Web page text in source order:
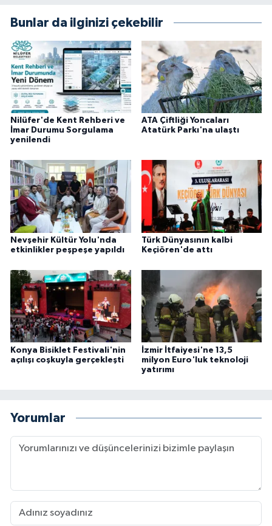
Bunlar da ilginizi çekebilir
Nilüfer'de Kent Rehberi ve
İmar Durumu Sorgulama
yenilendi
ATA Çiftliği Yoncaları
Atatürk Parkı'na ulaştı
Nevşehir Kültür Yolu'nda
etkinlikler peşpeşe yapıldı
Türk Dünyasının kalbi
Keçiören'de attı
Konya Bisiklet Festivali'nin
açılışı coşkuyla gerçekleşti
İzmir İtfaiyesi'ne 13,5
milyon Euro'luk teknoloji
yatırımı
Yorumlar